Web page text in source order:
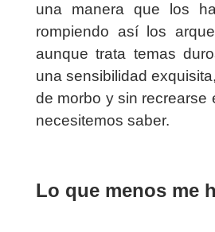
una manera que los
rompiendo así los
aunque trata temas
una sensibilidad
de morbo y sin recrearse
necesitemos saber.
Lo que menos me